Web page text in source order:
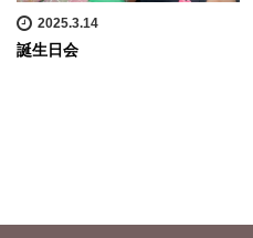
2025.3.14
誕生日会